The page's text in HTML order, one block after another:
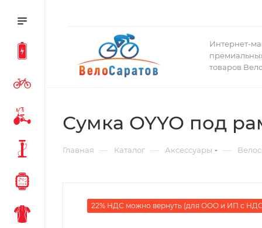
Интернет-
товаров
Сумка OYYO под
Главная — Каталог — Аксессуары —
22% НДС можно вернуть (для ООО и ИП с